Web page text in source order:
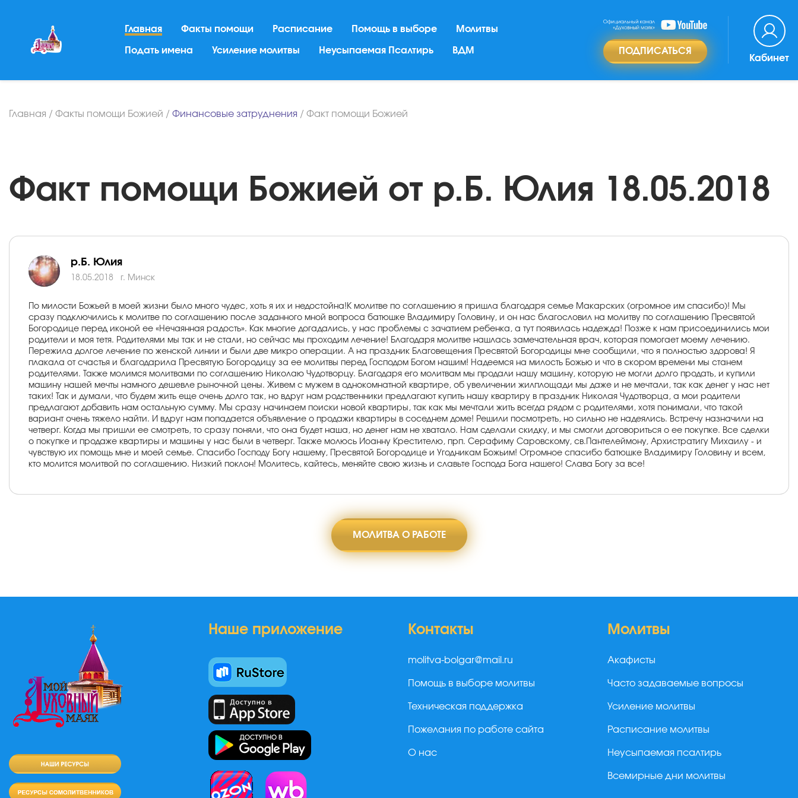
Главная Факты помощи Расписание Помощь в выборе Молитвы
Подать имена Усиление молитвы Неусыпаемая Псалтирь ВДМ ПОДПИСАТЬСЯ
Кабинет
Главная / Факты помощи Божией / Финансовые затруднения / Факт помощи Божией
Факт помощи Божией от р.Б. Юлия 18.05.2018
р.Б. Юлия
18.05.2018 г. Минск
По милости Божьей в моей жизни было много чудес, хоть я их и недостойна!К молитве по соглашению я пришла благодаря семье Макарских (огромное им спасибо)! Мы
сразу подключились к молитве по соглашению после заданного мной вопроса батюшке Владимиру Головину, и он нас благословил на молитву по соглашению Пресвятой
Богородице перед иконой ее «Нечаянная радость». Как многие догадались, у нас проблемы с зачатием ребенка, а тут появилась надежда! Позже к нам присоединились мои
родители и моя тетя. Родителями мы так и не стали, но сейчас мы проходим лечение! Благодаря молитве нашлась замечательная врач, которая помогает моему лечению.
Пережила долгое лечение по женской линии и были две микро операции. А на праздник Благовещения Пресвятой Богородицы мне сообщили, что я полностью здорова! Я
плакала от счастья и благодарила Пресвятую Богородицу за ее молитвы перед Господом Богом нашим! Надеемся на милость Божью и что в скором времени мы станем
родителями. Также молимся молитвами по соглашению Николаю Чудотворцу. Благодаря его молитвам мы продали нашу машину, которую не могли долго продать, и купили
машину нашей мечты намного дешевле рыночной цены. Живем с мужем в однокомнатной квартире, об увеличении жилплощади мы даже и не мечтали, так как денег у нас нет
таких! Так и думали, что будем жить еще очень долго так, но вдруг нам родственники предлагают купить нашу квартиру в праздник Николая Чудотворца, а мои родители
предлагают добавить нам остальную сумму. Мы сразу начинаем поиски новой квартиры, так как мы мечтали жить всегда рядом с родителями, хотя понимали, что такой
вариант очень тяжело найти. И вдруг нам попадается объявление о продажи квартиры в соседнем доме! Решили посмотреть, но сильно не надеялись. Встречу назначили на
четверг. Когда мы пришли ее смотреть, то сразу поняли, что она будет наша, но денег нам не хватало. Нам сделали скидку, и мы смогли договориться о ее покупке. Все сделки
о покупке и продаже квартиры и машины у нас были в четверг. Также молюсь Иоанну Крестителю, прп. Серафиму Саровскому, св.Пантелеймону, Архистратигу Михаилу - и
чувствую их помощь мне и моей семье. Спасибо Господу Богу нашему, Пресвятой Богородице и Угодникам Божьим! Огромное спасибо батюшке Владимиру Головину и всем,
кто молится молитвой по соглашению. Низкий поклон! Молитесь, кайтесь, меняйте свою жизнь и славьте Господа Бога нашего! Слава Богу за все!
МОЛИТВА О РАБОТЕ
Наше приложение Контакты
molitva-bolgar@mail.ru
Помощь в выборе молитвы
Техническая поддержка
Пожелания по работе сайта
О нас
Молитвы
Акафисты
Часто задаваемые вопросы
Усиление молитвы
Расписание молитвы
Неусыпаемая псалтирь
Всемирные дни молитвы